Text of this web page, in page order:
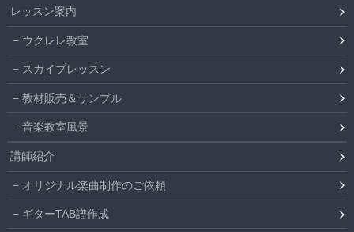
レッスン案内
ウクレレ教室
スカイプレッスン
教材販売＆サンプル
音楽教室風景
講師紹介
オリジナル楽曲制作のご依頼
ギターTAB譜作成